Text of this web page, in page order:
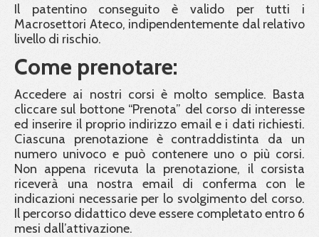
Il patentino conseguito è valido per tutti i
Macrosettori Ateco, indipendentemente dal relativo
livello di rischio.
Come prenotare:
Accedere ai nostri corsi è molto semplice. Basta
cliccare sul bottone “Prenota” del corso di interesse
ed inserire il proprio indirizzo email e i dati richiesti.
Ciascuna prenotazione è contraddistinta da un
numero univoco e può contenere uno o più corsi.
Non appena ricevuta la prenotazione, il corsista
riceverà una nostra email di conferma con le
indicazioni necessarie per lo svolgimento del corso.
Il percorso didattico deve essere completato entro 6
mesi dall’attivazione.